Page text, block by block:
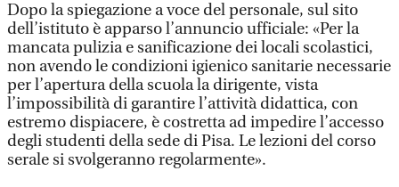
Dopo la spiegazione a voce del personale, sul sito
dell’istituto è apparso l’annuncio ufficiale: «Per la
mancata pulizia e sanificazione dei locali scolastici,
non avendo le condizioni igienico sanitarie necessarie
per l’apertura della scuola la dirigente, vista
l’impossibilità di garantire l’attività didattica, con
estremo dispiacere, è costretta ad impedire l’accesso
degli studenti della sede di Pisa. Le lezioni del corso
serale si svolgeranno regolarmente».